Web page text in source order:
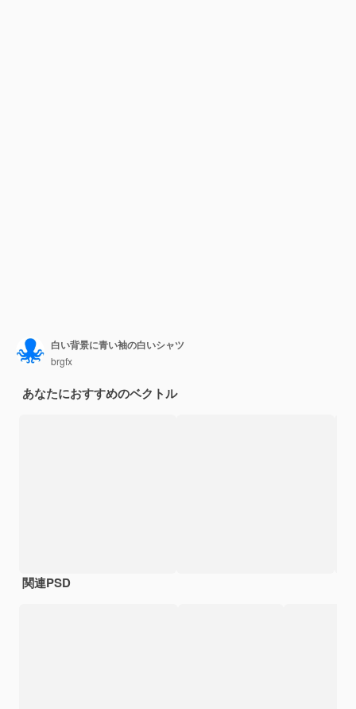
白い背景に青い袖の白いシャツ
brgfx
あなたにおすすめのベクトル
関連PSD